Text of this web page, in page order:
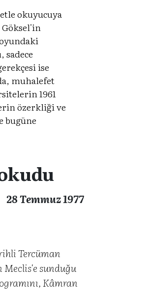
okuyucuya
sadece
ise
muhalefet
1961
özerkliği ve
bugüne
28 Temmuz 1977
Tercüman
Meclis'e sunduğu
Kâmran